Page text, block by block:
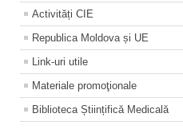
Activități CIE
Republica Moldova și UE
Link-uri utile
Materiale promoţionale
Biblioteca Științifică Medicală